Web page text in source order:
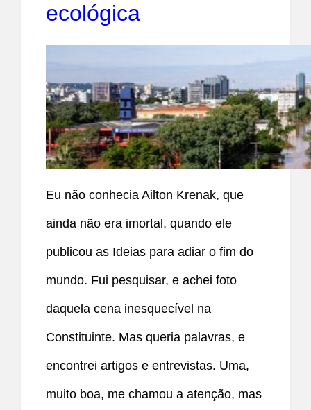
ecológica
Eu não conhecia Ailton Krenak, que
ainda não era imortal, quando ele
publicou as Ideias para adiar o fim do
mundo. Fui pesquisar, e achei foto
daquela cena inesquecível na
Constituinte. Mas queria palavras, e
encontrei artigos e entrevistas. Uma,
muito boa, me chamou a atenção, mas